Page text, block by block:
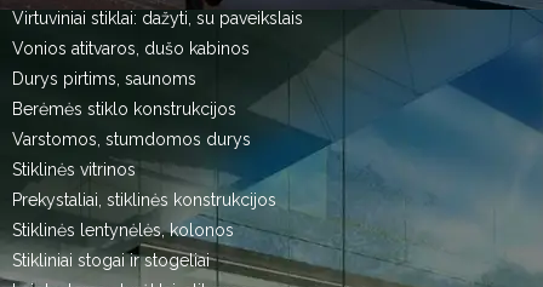
Virtuviniai stiklai: dažyti, su paveikslais
Vonios atitvaros, dušo kabinos
Durys pirtims, saunoms
Berėmės stiklo konstrukcijos
Varstomos, stumdomos durys
Stiklinės vitrinos
Prekystaliai, stiklinės konstrukcijos
Stiklinės lentynėlės, kolonos
Stikliniai stogai ir stogeliai